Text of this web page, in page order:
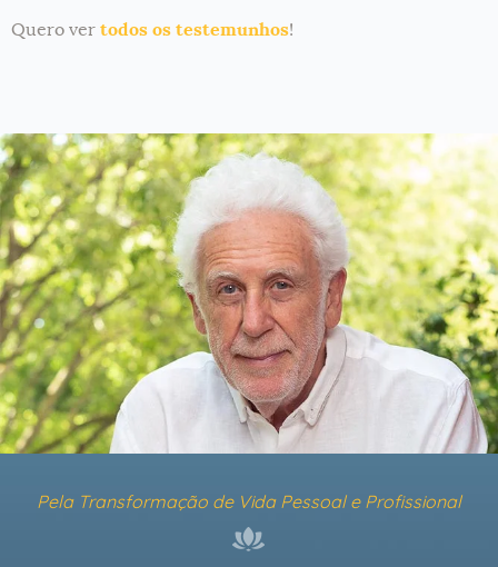
Quero ver todos os testemunhos!
Pela Transformação de Vida Pessoal e Profissional